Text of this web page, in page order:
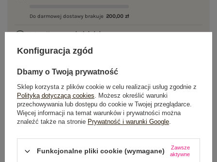
Do darmowej dostawy brakuje 200,00 zł
Wysyłka wponiedziałek
100 dni na zwrot
OPIS PRODUKTU
GŁÓWNE PARAMETRY
Konfiguracja zgód
Dbamy o Twoją prywatność
Sklep korzysta z plików cookie w celu realizacji usług zgodnie z
Polityką dotyczącą cookies. Możesz określić warunki
przechowywania lub dostępu do cookie w Twojej przeglądarce.
Więcej informacji na temat warunków i prywatności można
znaleźć także na stronie Prywatność i warunki Google.
Funkcjonalne pliki cookie (wymagane)
Zawsze
aktywne